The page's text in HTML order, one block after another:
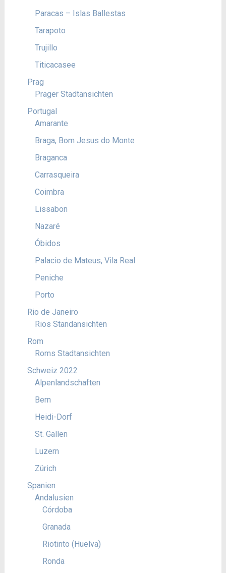
Paracas – Islas Ballestas
Tarapoto
Trujillo
Titicacasee
Prag
Prager Stadtansichten
Portugal
Amarante
Braga, Bom Jesus do Monte
Braganca
Carrasqueira
Coimbra
Lissabon
Nazaré
Óbidos
Palacio de Mateus, Vila Real
Peniche
Porto
Rio de Janeiro
Rios Standansichten
Rom
Roms Stadtansichten
Schweiz 2022
Alpenlandschaften
Bern
Heidi-Dorf
St. Gallen
Luzern
Zürich
Spanien
Andalusien
Córdoba
Granada
Riotinto (Huelva)
Ronda